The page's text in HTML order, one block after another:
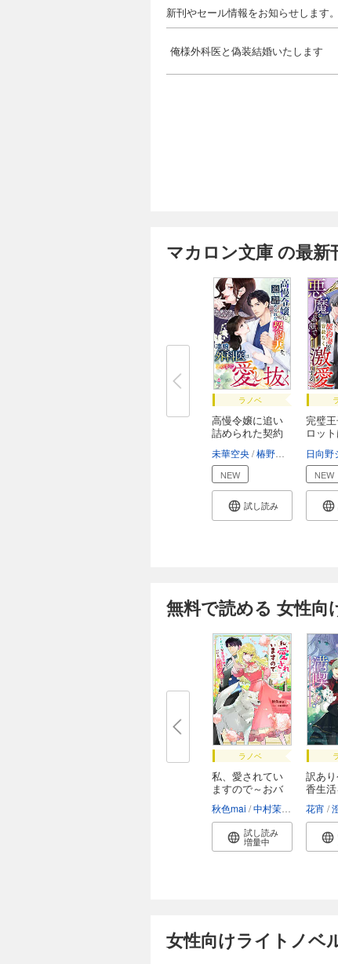
新刊やセール情報をお知らせします。
俺様外科医と偽装結婚いたします
マカロン文庫 の最新
ラノベ
高慢令嬢に追い
詰められた契約
未華空央 椿野イメリ
NEW
試し読み
完璧
ロッ
日向野
NEW
無料で読める 女性
ラノベ
私、愛されてい
ますので～おバ
秋色mai 中村茉莉子
試し読み
増量中
訳あ
香生
花宵
女性向けライトノベ